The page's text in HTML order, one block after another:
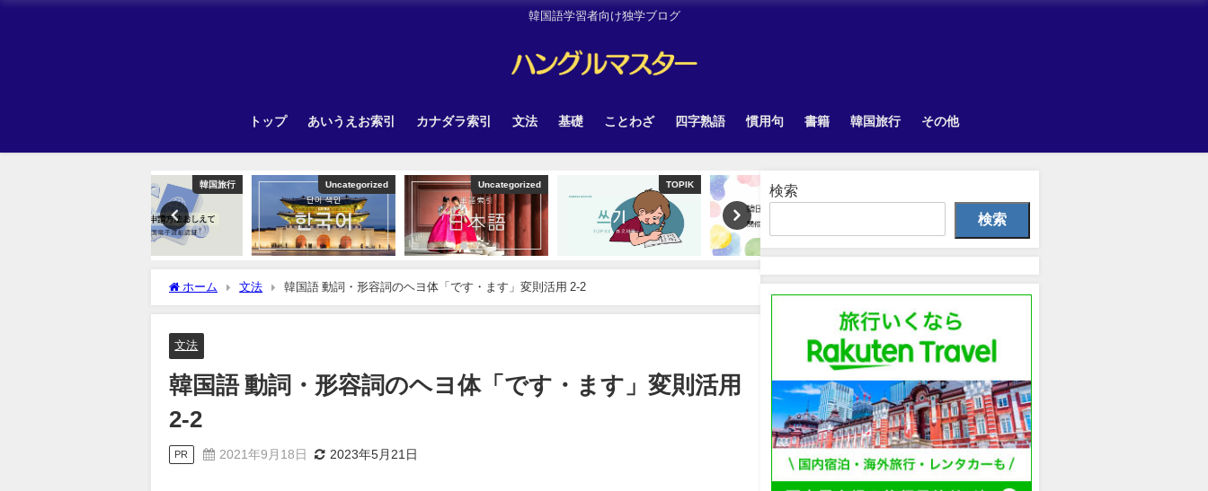
韓国語学習者向け独学ブログ
トップ あいうえお索引 カナダラ索引 文法 基礎 ことわざ 四字熟語 慣用句 書籍 韓国旅行 その他
Uncategorized Uncategorized Other
ホーム 文法 韓国語 動詞・形容詞のヘヨ体「です・ます」変則活用 2-2
文法
韓国語 動詞・形容詞のヘヨ体「です・ます」変則活用
2-2
PR 2021年9月18日 2023年5月21日
検索
検索